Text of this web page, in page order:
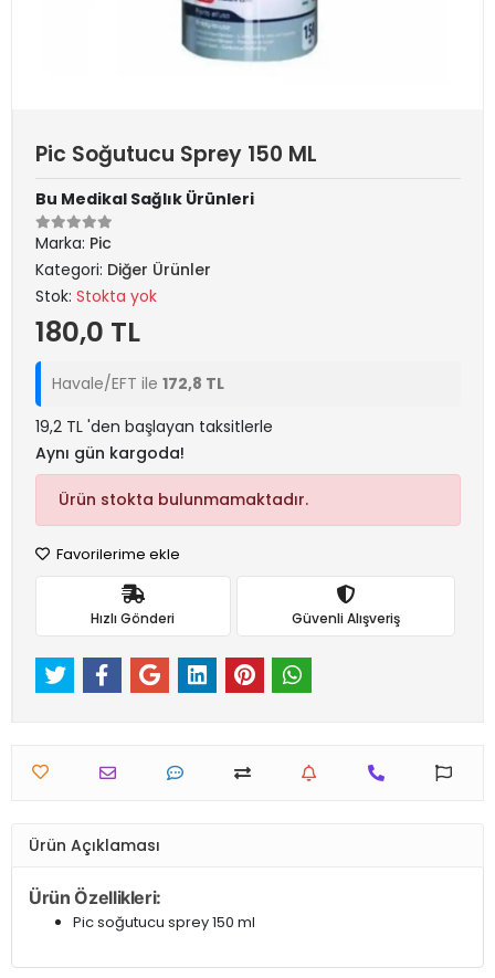
Pic Soğutucu Sprey 150 ML
Bu Medikal Sağlık Ürünleri
Marka: Pic
Kategori: Diğer Ürünler
Stok: Stokta yok
180,0 TL
Havale/EFT ile 172,8 TL
19,2 TL 'den başlayan taksitlerle
Aynı gün kargoda!
Ürün stokta bulunmamaktadır.
Favorilerime ekle
Hızlı Gönderi Güvenli Alışveriş
Ürün Açıklaması
Ürün Özellikleri:
Pic soğutucu sprey 150 ml